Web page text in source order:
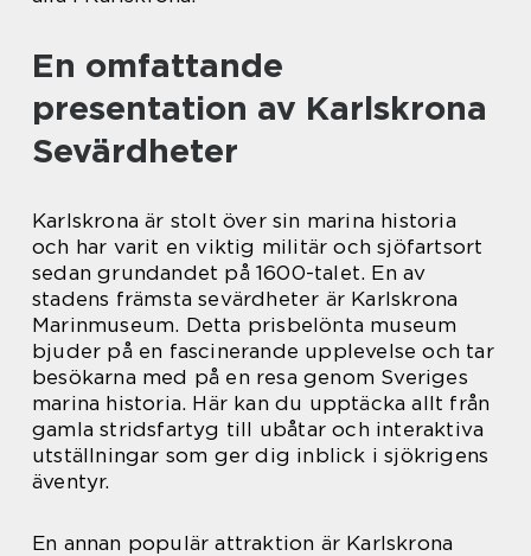
En omfattande
presentation av Karlskrona
Sevärdheter
Karlskrona är stolt över sin marina historia
och har varit en viktig militär och sjöfartsort
sedan grundandet på 1600-talet. En av
stadens främsta sevärdheter är Karlskrona
Marinmuseum. Detta prisbelönta museum
bjuder på en fascinerande upplevelse och tar
besökarna med på en resa genom Sveriges
marina historia. Här kan du upptäcka allt från
gamla stridsfartyg till ubåtar och interaktiva
utställningar som ger dig inblick i sjökrigens
äventyr.
En annan populär attraktion är Karlskrona